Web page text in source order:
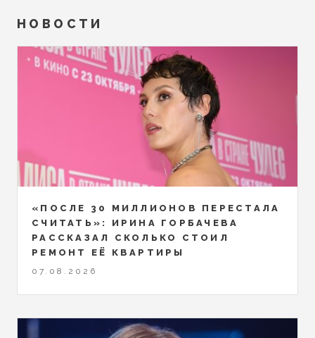
НОВОСТИ
«ПОСЛЕ 30 МИЛЛИОНОВ ПЕРЕСТАЛА
СЧИТАТЬ»: ИРИНА ГОРБАЧЕВА
РАССКАЗАЛ СКОЛЬКО СТОИЛ
РЕМОНТ ЕЁ КВАРТИРЫ
07.08.2026